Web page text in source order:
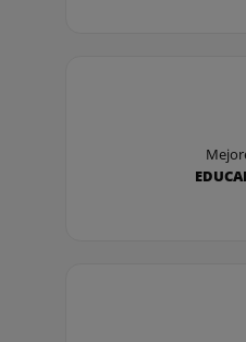
asesoramiento y
empleo en el sector de